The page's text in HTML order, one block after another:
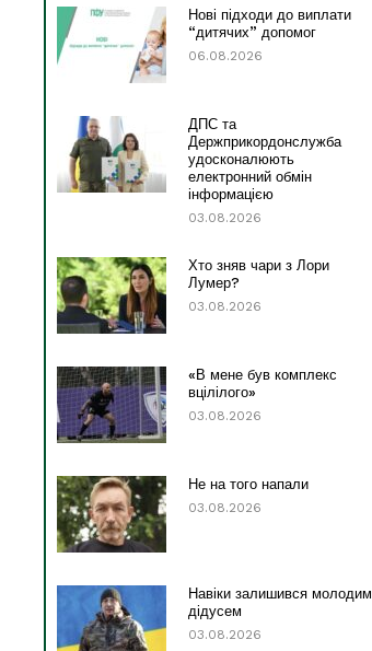
Нові підходи до виплати
“дитячих” допомог
06.08.2026
ДПС та
Держприкордонслужба
удосконалюють
електронний обмін
інформацією
03.08.2026
Хто зняв чари з Лори
Лумер?
03.08.2026
«В мене був комплекс
вцілілого»
03.08.2026
Не на того напали
03.08.2026
Навіки залишився молодим
дідусем
03.08.2026